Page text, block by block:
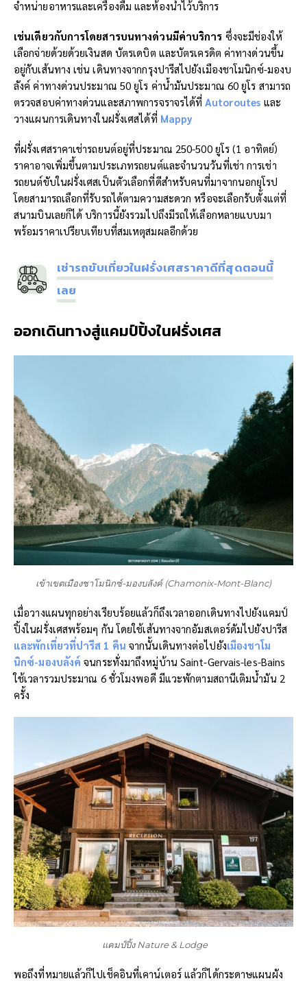
จำหน่ายอาหารและเครื่องดื่ม และห้องน้ำไว้บริการ
เช่นเดียวกับการโดยสารบนทางด่วนมีค่าบริการ ซึ่งจะมีช่องให้
เลือกจ่ายด้วยด้วยเงินสด บัตรเดบิต และบัตรเครดิต ค่าทางด่วนขึ้น
อยู่กับเส้นทาง เช่น เดินทางจากกรุงปารีสไปยังเมืองชาโมนิกซ์-มองบ
ลังค์ ค่าทางด่วนประมาณ 50 ยูโร ค่าน้ำมันประมาณ 60 ยูโร สามารถ
ตรวจสอบค่าทางด่วนและสภาพการจราจรได้ที่Autoroutes และ
วางแผนการเดินทางในฝรั่งเศสได้ที่ Mappy
ที่ฝรั่งเศสราคาเช่ารถยนต์อยู่ที่ประมาณ 250-500 ยูโร (1 อาทิตย์)
ราคาอาจเพิ่มขึ้นตามประเภทรถยนต์และจำนวนวันที่เช่า การเช่า
รถยนต์ขับในฝรั่งเศสเป็นตัวเลือกที่ดีสำหรับคนที่มาจากนอกยุโรป
โดยสามารถเลือกที่รับรถได้ตามความสะดวก หรือจะเลือกรับตั้งแต่ที่
สนามบินเลยก็ได้ บริการนี้ยังรวมไปถึงมีรถให้เลือกหลายแบบมา
พร้อมราคาเปรียบเทียบที่สมเหตุสมผลอีกด้วย
เช่ารถขับเที่ยวในฝรั่งเศสราคาดีที่สุดตอนนี้
เลย
ออกเดินทางสู่แคมป์ปิ้งในฝรั่งเศส
เข้าเขตเมืองชาโมนิกซ์-มองบลังค์ (Chamonix-Mont-Blanc)
เมื่อวางแผนทุกอย่างเรียบร้อยแล้วก็ถึงเวลาออกเดินทางไปยังแคมป์
ปิ้งในฝรั่งเศสพร้อมๆ กัน โดยใช้เส้นทางจากอัมสเตอร์ดัมไปยังปารีส
และพักเที่ยวที่ปารีส 1 คืน จากนั้นเดินทางต่อไปยังเมืองชาโม
นิกซ์-มองบลังค์ จนกระทั่งมาถึงหมู่บ้าน Saint-Gervais-les-Bains
ใช้เวลารวมประมาณ 6 ชั่วโมงพอดี มีแวะพักตามสถานีเติมน้ำมัน 2
ครั้ง
แคมป์ปิ้ง Nature & Lodge
พอถึงที่หมายแล้วก็ไปเช็คอินที่เคาน์เตอร์ แล้วก็ได้กระดาษแผนผัง